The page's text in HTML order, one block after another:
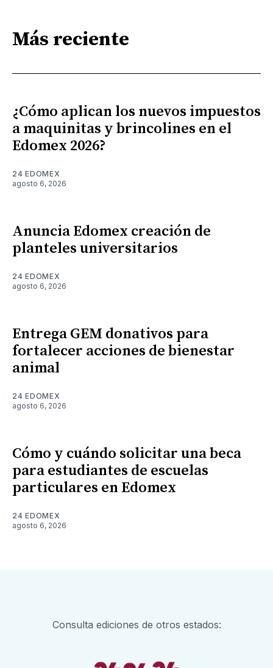
Más reciente
¿Cómo aplican los nuevos impuestos
a maquinitas y brincolines en el
Edomex 2026?
24 EDOMEX
agosto 6, 2026
Anuncia Edomex creación de
planteles universitarios
24 EDOMEX
agosto 6, 2026
Entrega GEM donativos para
fortalecer acciones de bienestar
animal
24 EDOMEX
agosto 6, 2026
Cómo y cuándo solicitar una beca
para estudiantes de escuelas
particulares en Edomex
24 EDOMEX
agosto 6, 2026
Consulta ediciones de otros estados: